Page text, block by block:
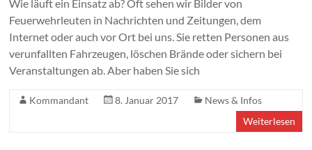
Wie läuft ein Einsatz ab? Oft sehen wir Bilder von
Feuerwehrleuten in Nachrichten und Zeitungen, dem
Internet oder auch vor Ort bei uns. Sie retten Personen aus
verunfallten Fahrzeugen, löschen Brände oder sichern bei
Veranstaltungen ab. Aber haben Sie sich
Kommandant 8. Januar 2017
News & Infos
Weiterlesen